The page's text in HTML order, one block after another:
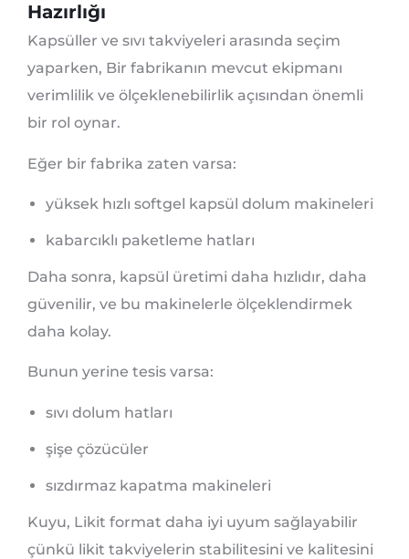
Hazırlığı
Kapsüller ve sıvı takviyeleri arasında seçim
yaparken, Bir fabrikanın mevcut ekipmanı
verimlilik ve ölçeklenebilirlik açısından önemli
bir rol oynar.
Eğer bir fabrika zaten varsa:
yüksek hızlı softgel kapsül dolum makineleri
kabarcıklı paketleme hatları
Daha sonra, kapsül üretimi daha hızlıdır, daha
güvenilir, ve bu makinelerle ölçeklendirmek
daha kolay.
Bunun yerine tesis varsa:
sıvı dolum hatları
şişe çözücüler
sızdırmaz kapatma makineleri
Kuyu, Likit format daha iyi uyum sağlayabilir
çünkü likit takviyelerin stabilitesini ve kalitesini